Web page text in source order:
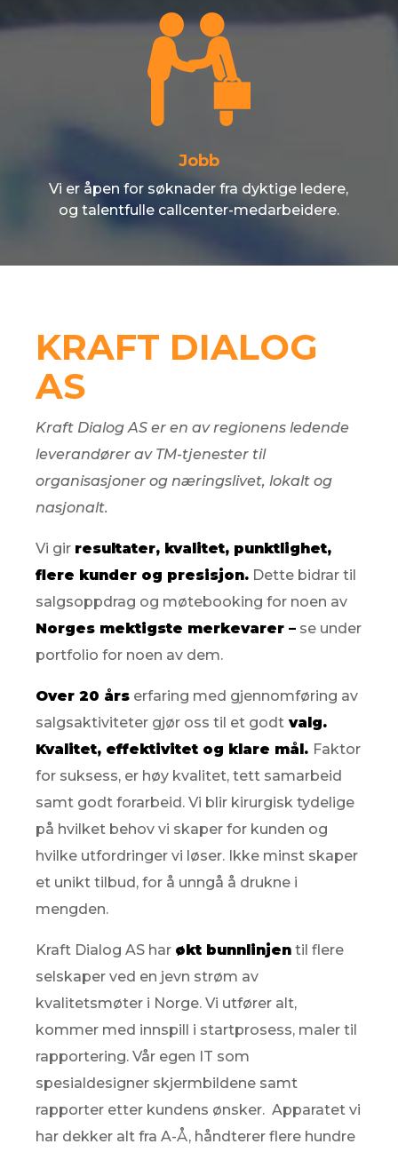
Jobb
Vi er åpen for søknader fra dyktige ledere,
og talentfulle callcenter-medarbeidere.
KRAFT DIALOG
AS
Kraft Dialog AS er en av regionens ledende
leverandører av TM-tjenester til
organisasjoner og næringslivet, lokalt og
nasjonalt.
Vi gir resultater, kvalitet, punktlighet,
flere kunder og presisjon. Dette bidrar til
salgsoppdrag og møtebooking for noen av
Norges mektigste merkevarer – se under
portfolio for noen av dem.
Over 20 års erfaring med gjennomføring av
salgsaktiviteter gjør oss til et godt valg.
Kvalitet, effektivitet og klare mål. Faktor
for suksess, er høy kvalitet, tett samarbeid
samt godt forarbeid. Vi blir kirurgisk tydelige
på hvilket behov vi skaper for kunden og
hvilke utfordringer vi løser. Ikke minst skaper
et unikt tilbud, for å unngå å drukne i
mengden.
Kraft Dialog AS har økt bunnlinjen til flere
selskaper ved en jevn strøm av
kvalitetsmøter i Norge. Vi utfører alt,
kommer med innspill i startprosess, maler til
rapportering. Vår egen IT som
spesialdesigner skjermbildene samt
rapporter etter kundens ønsker. Apparatet vi
har dekker alt fra A-Å, håndterer flere hundre